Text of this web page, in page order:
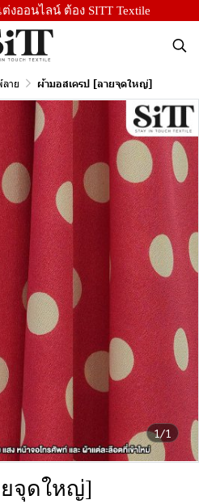
งออนไลน์ ต้อง SITT Textile
าย ผ้ามอสเครป [ลายจุดใหญ่]
1/1
จุดใหญ่]